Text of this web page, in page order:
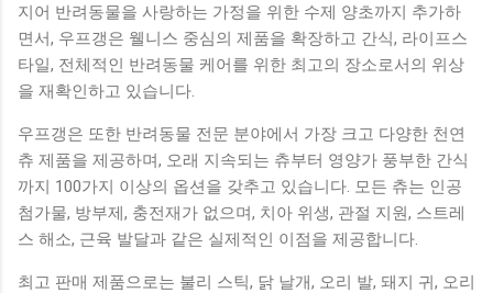
지어 반려동물을 사랑하는 가정을 위한 수제 양초까지 추가하
면서, 우프갱은 웰니스 중심의 제품을 확장하고 간식, 라이프스
타일, 전체적인 반려동물 케어를 위한 최고의 장소로서의 위상
을 재확인하고 있습니다.
우프갱은 또한 반려동물 전문 분야에서 가장 크고 다양한 천연
츄 제품을 제공하며, 오래 지속되는 츄부터 영양가 풍부한 간식
까지 100가지 이상의 옵션을 갖추고 있습니다. 모든 츄는 인공
첨가물, 방부제, 충전재가 없으며, 치아 위생, 관절 지원, 스트레
스 해소, 근육 발달과 같은 실제적인 이점을 제공합니다.
최고 판매 제품으로는 불리 스틱, 닭 날개, 오리 발, 돼지 귀, 오리